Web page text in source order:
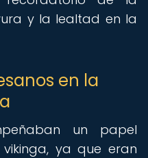
y la lealtad en la
en la
un papel
ya que eran